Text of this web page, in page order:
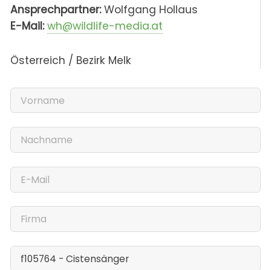
Ansprechpartner:Wolfgang Hollaus
E-Mail: wh@wildlife-media.at
Österreich / Bezirk Melk